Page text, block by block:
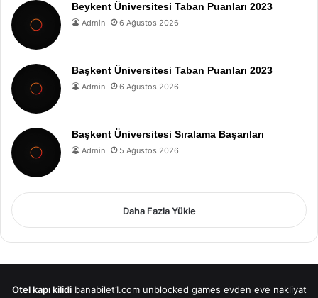
Beykent Üniversitesi Taban Puanları 2023
Admin 6 Ağustos 2026
Başkent Üniversitesi Taban Puanları 2023
Admin 6 Ağustos 2026
Başkent Üniversitesi Sıralama Başarıları
Admin 5 Ağustos 2026
Daha Fazla Yükle
Otel kapı kilidi banabilet1.com unblocked games evden eve nakliyat